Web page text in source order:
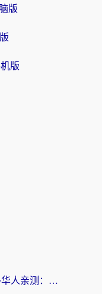
版
版
Mac翻墙回国免费？2026海外华人亲测：从CCTV5直播到国内APP，这样选加速器才靠谱